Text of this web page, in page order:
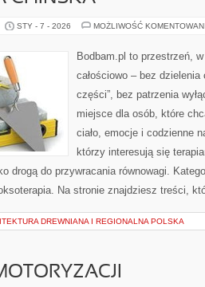
STY - 7 - 2026 MOŻLIWOŚĆ
Bodbam.pl to przestrzeń,
całościowo – bez dzielenia
części”, bez patrzenia
miejsce dla osób, które
ciało, emocje i codzienne
którzy interesują się
drogą do przywracania równowagi.
Na stronie znajdziesz treści,
DREWNIANA I REGIONALNA POLSKA